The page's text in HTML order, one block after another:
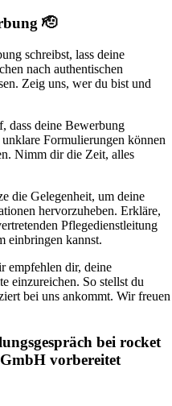
🫡
schreibst, lass deine
nach authentischen
Zeig uns, wer du bist und
dass deine Bewerbung
Formulierungen können
Nimm dir die Zeit, alles
die Gelegenheit, um deine
hervorzuheben. Erkläre,
Pflegedienstleitung
einbringen kannst.
empfehlen dir, deine
einzureichen. So stellst du
bei uns ankommt. Wir freuen
bei rocket
vorbereitet